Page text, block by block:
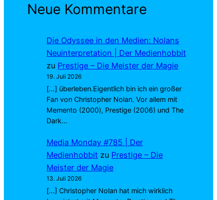
Neue Kommentare
Die Odyssee in den Medien: Nolans
Neuinterpretation | Der Medienhobbit
zu Prestige – Die Meister der Magie
19. Juli 2026
[…] überleben.Eigentlich bin ich ein großer
Fan von Christopher Nolan. Vor allem mit
Memento (2000), Prestige (2006) und The
Dark…
Media Monday #785 | Der
Medienhobbit zu Prestige – Die
Meister der Magie
13. Juli 2026
[…] Christopher Nolan hat mich wirklich